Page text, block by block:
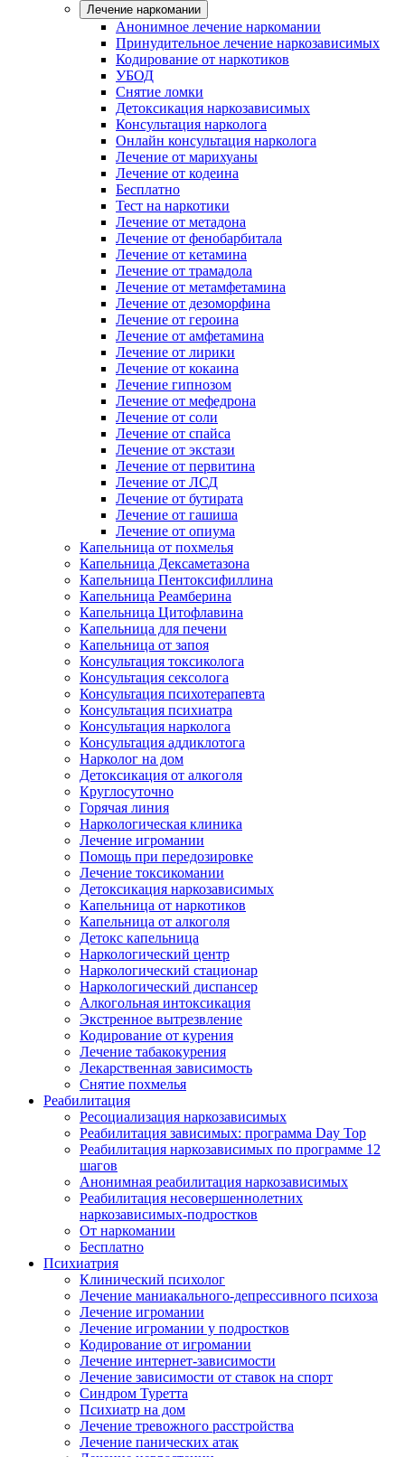
Лечение наркомании
Анонимное лечение наркомании
Принудительное лечение наркозависимых
Кодирование от наркотиков
УБОД
Снятие ломки
Детоксикация наркозависимых
Консультация нарколога
Онлайн консультация нарколога
Лечение от марихуаны
Лечение от кодеина
Бесплатно
Тест на наркотики
Лечение от метадона
Лечение от фенобарбитала
Лечение от кетамина
Лечение от трамадола
Лечение от метамфетамина
Лечение от дезоморфина
Лечение от героина
Лечение от амфетамина
Лечение от лирики
Лечение от кокаина
Лечение гипнозом
Лечение от мефедрона
Лечение от соли
Лечение от спайса
Лечение от экстази
Лечение от первитина
Лечение от ЛСД
Лечение от бутирата
Лечение от гашиша
Лечение от опиума
Капельница от похмелья
Капельница Дексаметазона
Капельница Пентоксифиллина
Капельница Реамберина
Капельница Цитофлавина
Капельница для печени
Капельница от запоя
Консультация токсиколога
Консультация сексолога
Консультация психотерапевта
Консультация психиатра
Консультация нарколога
Консультация аддиклотога
Нарколог на дом
Детоксикация от алкоголя
Круглосуточно
Горячая линия
Наркологическая клиника
Лечение игромании
Помощь при передозировке
Лечение токсикомании
Детоксикация наркозависимых
Капельница от наркотиков
Капельница от алкоголя
Детокс капельница
Наркологический центр
Наркологический стационар
Наркологический диспансер
Алкогольная интоксикация
Экстренное вытрезвление
Кодирование от курения
Лечение табакокурения
Лекарственная зависимость
Снятие похмелья
Реабилитация
Ресоциализация наркозависимых
Реабилитация зависимых: программа Day Top
Реабилитация наркозависимых по программе 12
шагов
Анонимная реабилитация наркозависимых
Реабилитация несовершеннолетних
наркозависимых-подростков
От наркомании
Бесплатно
Психиатрия
Клинический психолог
Лечение маниакального-депрессивного психоза
Лечение игромании
Лечение игромании у подростков
Кодирование от игромании
Лечение интернет-зависимости
Лечение зависимости от ставок на спорт
Синдром Туретта
Психиатр на дом
Лечение тревожного расстройства
Лечение панических атак